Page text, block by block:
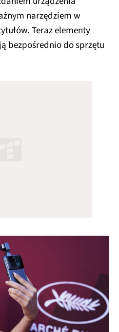
narzędziem w
Teraz elementy
bezpośrednio do sprzętu